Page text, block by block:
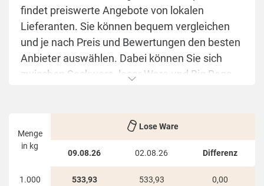
findet preiswerte Angebote von lokalen
Lieferanten. Sie können bequem vergleichen
und je nach Preis und Bewertungen den besten
Anbieter auswählen. Dabei können Sie sich
zwischen Sackware, loser Ware und Big Bags
günstigsten Preise für
Brandenburg
übersichtlich in einer Tabelle dar. Auf einen
Lieferstellen schwankenden Preise.
Menge
in kg
Lose Ware
09.08.26 02.08.26 Differenz
1.000 533,93 533,93 0,00